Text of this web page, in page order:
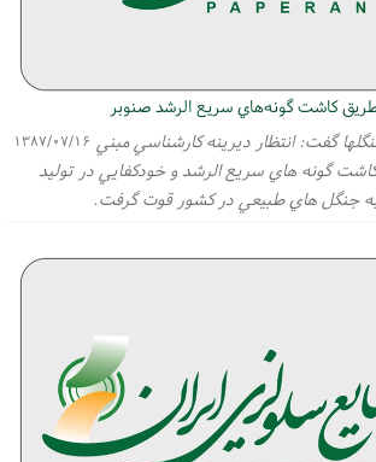
كاشت گونه‌هاي سريع الرشد صنوبر
۱۳۸۷/۰۷/۱۶ گفت: انتظار ديرينه كارشناسي مبني
كاشت گونه هاي سريع الرشد و خودكفايي در توليد
جنگل هاي طبيعي در كشور قوت گرفت.